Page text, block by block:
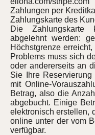
Zahlungen per
Zahlungskarte des
Die Zahlungskarte
abgelehnt werden:
Höchstgrenze
Problems muss sich
oder andererseits an
Sie Ihre
mit Online-
Betrag, also die
abgebucht. Einige
elektronisch erstellen,
online unter der vom
verfügbar.